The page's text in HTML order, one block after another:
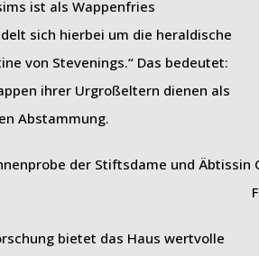
ist als Wappenfries
sich hierbei um die heraldische
von Stevenings.“ Das bedeutet:
ihrer Urgroßeltern dienen als
Abstammung.
der Stiftsdame und Äbtissin
bietet das Haus wertvolle